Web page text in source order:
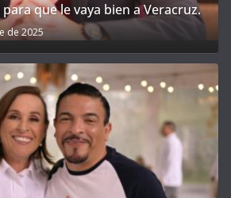
que le vaya bien a Veracruz.
de 2025